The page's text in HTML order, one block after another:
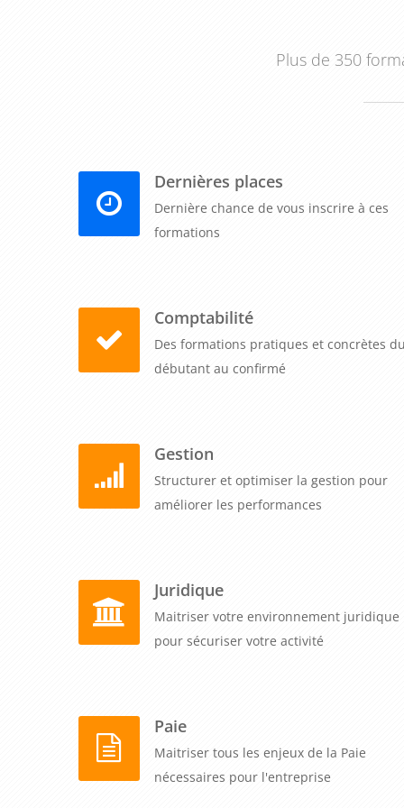
Plus de 350
Dernières places
Dernière chance de vous inscrire à ces
formations
Comptabilité
Des formations pratiques et concrètes
débutant au confirmé
Gestion
Structurer et optimiser la gestion pour
améliorer les performances
Juridique
Maitriser votre environnement juridique
pour sécuriser votre activité
Paie
Maitriser tous les enjeux de la Paie
nécessaires pour l'entreprise